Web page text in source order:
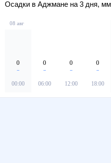
Осадки в Аджмане на 3 дня, мм
08 авг
0
00:00
0
06:00
0
12:00
0
18:00